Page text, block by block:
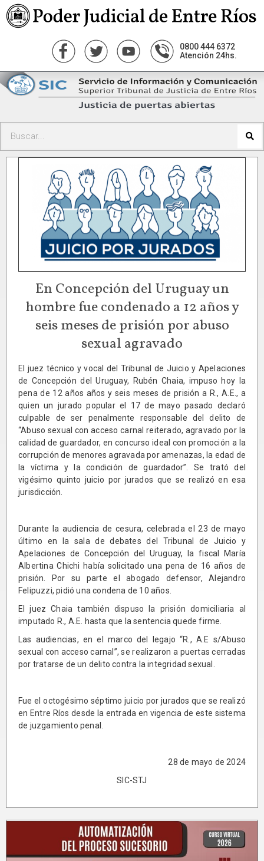
0800 444 6372
Atención 24hs.
En Concepción del Uruguay un
hombre fue condenado a 12 años y
seis meses de prisión por abuso
sexual agravado
El juez técnico y vocal del Tribunal de Juicio y Apelaciones
de Concepción del Uruguay, Rubén Chaia, impuso hoy la
pena de 12 años años y seis meses de prisión a R., A.E., a
quien un jurado popular el 17 de mayo pasado declaró
culpable de ser penalmente responsable del delito de
“Abuso sexual con acceso carnal reiterado, agravado por la
calidad de guardador, en concurso ideal con promoción a la
corrupción de menores agravada por amenazas, la edad de
la víctima y la condición de guardador”. Se trató del
vigésimo quinto juicio por jurados que se realizó en esa
jurisdicción.
Durante la audiencia de cesura, celebrada el 23 de mayo
último en la sala de debates del Tribunal de Juicio y
Apelaciones de Concepción del Uruguay, la fiscal María
Albertina Chichi había solicitado una pena de 16 años de
prisión. Por su parte el abogado defensor, Alejandro
Felipuzzi, pidió una condena de 10 años.
El juez Chaia también dispuso la prisión domiciliaria al
imputado R., A.E. hasta que la sentencia quede firme.
Las audiencias, en el marco del legajo “R., A.E s/Abuso
sexual con acceso carnal”, se realizaron a puertas cerradas
por tratarse de un delito contra la integridad sexual.
Fue el octogésimo séptimo juicio por jurados que se realizó
en Entre Ríos desde la entrada en vigencia de este sistema
de juzgamiento penal.
28 de mayo de 2024
SIC-STJ